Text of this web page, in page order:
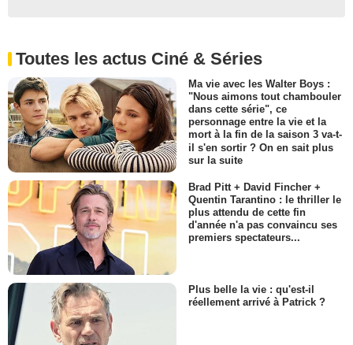
Toutes les actus Ciné & Séries
Ma vie avec les Walter Boys :
"Nous aimons tout chambouler
dans cette série", ce
personnage entre la vie et la
mort à la fin de la saison 3 va-t-
il s'en sortir ? On en sait plus
sur la suite
Brad Pitt + David Fincher +
Quentin Tarantino : le thriller le
plus attendu de cette fin
d'année n'a pas convaincu ses
premiers spectateurs...
Plus belle la vie : qu'est-il
réellement arrivé à Patrick ?